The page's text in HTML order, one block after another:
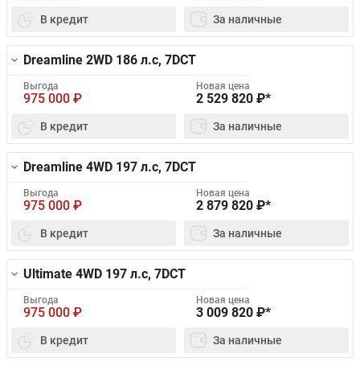
В кредит За наличные
Dreamline 2WD 186 л.с, 7DCT
Выгода
975 000 ₽
Новая цена
2 529 820 ₽*
В кредит За наличные
Dreamline 4WD 197 л.с, 7DCT
Выгода
975 000 ₽
Новая цена
2 879 820 ₽*
В кредит За наличные
Ultimate 4WD 197 л.с, 7DCT
Выгода
975 000 ₽
Новая цена
3 009 820 ₽*
В кредит За наличные